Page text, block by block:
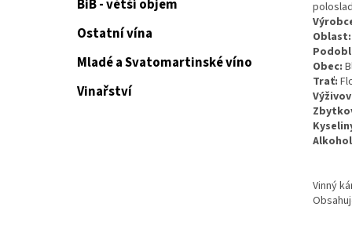
BiB - větší objem
Ostatní vína
Mladé a Svatomartinské víno
Vinařství
Oblast:
Obec:
Trať:
Vinný